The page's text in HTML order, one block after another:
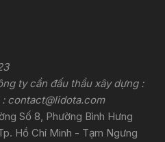
ty cần đấu thầu xây dựng :
: contact@lidota.com
Số 8, Phường Bình Hưng
Hồ Chí Minh - Tạm Ngưng